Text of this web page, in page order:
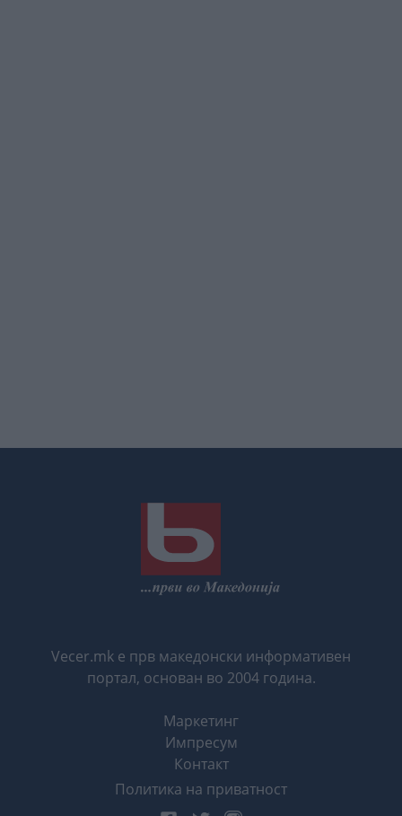
Vecer.mk е прв македонски информативен
портал, основан во 2004 година.
Маркетинг
Импресум
Контакт
Политика на приватност